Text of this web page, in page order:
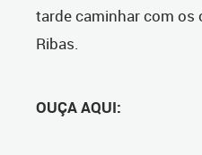
tarde caminhar com os
Ribas.
OUÇA AQUI: